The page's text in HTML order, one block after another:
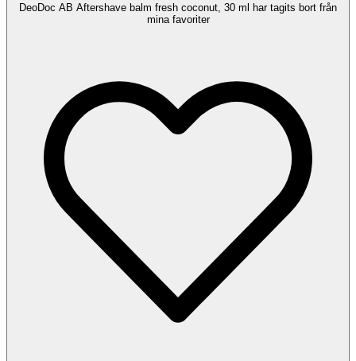
DeoDoc AB Aftershave balm fresh coconut, 30 ml har tagits bort från
mina favoriter